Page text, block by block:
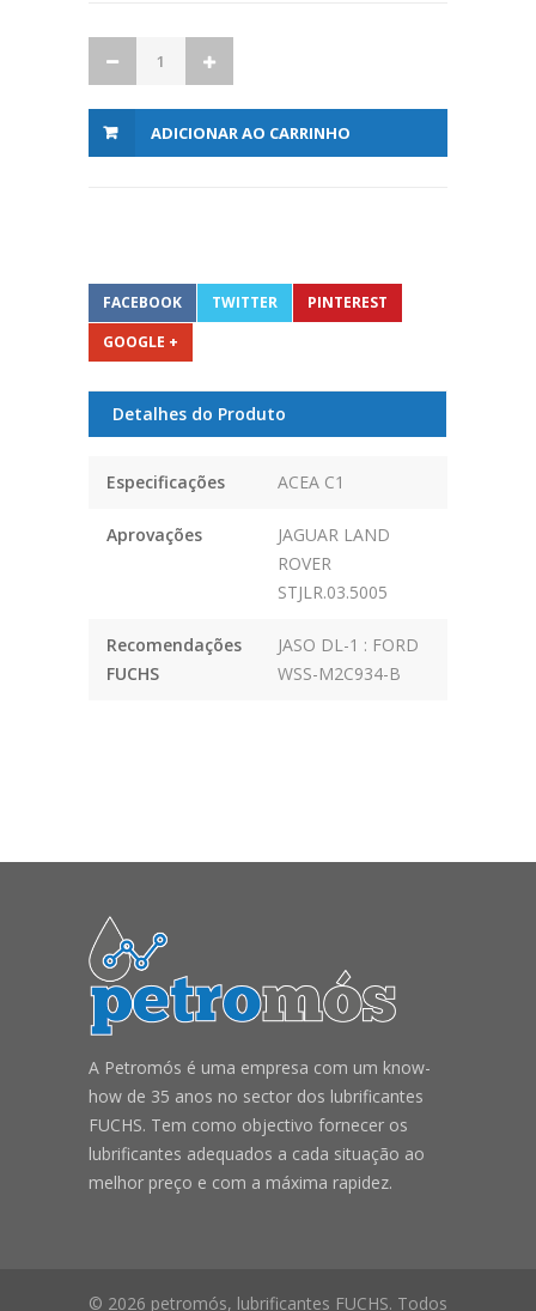
ADICIONAR AO CARRINHO
FACEBOOK TWITTER
PINTEREST
GOOGLE +
Detalhes do Produto
Especificações ACEA C1
Aprovações
JAGUAR LAND
ROVER
STJLR.03.5005
Recomendações
FUCHS
JASO DL-1 : FORD
WSS-M2C934-B
A Petromós é uma empresa com um know-
how de 35 anos no sector dos lubrificantes
FUCHS. Tem como objectivo fornecer os
lubrificantes adequados a cada situação ao
melhor preço e com a máxima rapidez.
© 2026 petromós, lubrificantes FUCHS. Todos